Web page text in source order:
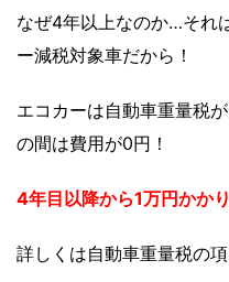
なぜ4年以上なのか…それ
ー減税対象車だから！
エコカーは自動車重量税
の間は費用が0円！
4年目以降から1万円かかり
詳しくは自動車重量税の項